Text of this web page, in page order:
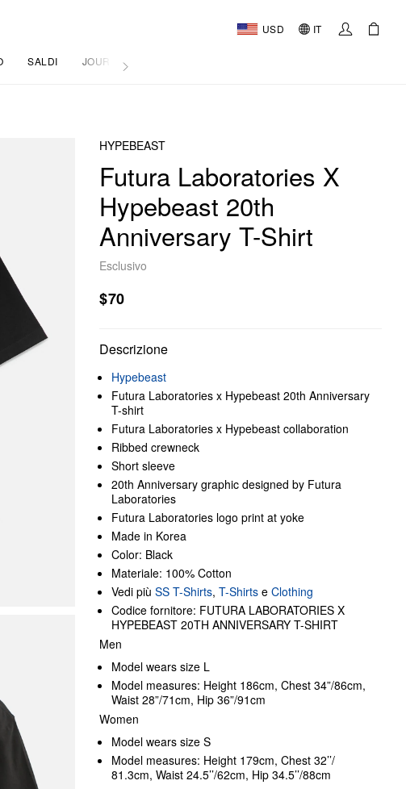
USD IT
SALDI JOURNAL
HYPEBEAST
Futura Laboratories X
Hypebeast 20th
Anniversary T-Shirt
Esclusivo
$70
Descrizione
Hypebeast
Futura Laboratories x Hypebeast 20th Anniversary
T-shirt
Futura Laboratories x Hypebeast collaboration
Ribbed crewneck
Short sleeve
20th Anniversary graphic designed by Futura
Laboratories
Futura Laboratories logo print at yoke
Made in Korea
Color: Black
Materiale: 100% Cotton
Vedi più SS T-Shirts, T-Shirts e Clothing
Codice fornitore: FUTURA LABORATORIES X
HYPEBEAST 20TH ANNIVERSARY T-SHIRT
Men
Model wears size L
Model measures: Height 186cm, Chest 34”/86cm,
Waist 28”/71cm, Hip 36”/91cm
Women
Model wears size S
Model measures: Height 179cm, Chest 32’’/
81.3cm, Waist 24.5’’/62cm, Hip 34.5’’/88cm